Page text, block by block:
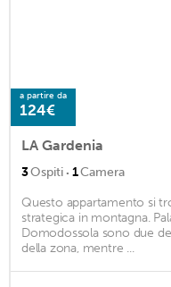
a partire da
124€
LA Gardenia
3Ospiti · 1Camera
Questo appartamento si
strategica in montagna.
Domodossola sono due
della zona, mentre ...